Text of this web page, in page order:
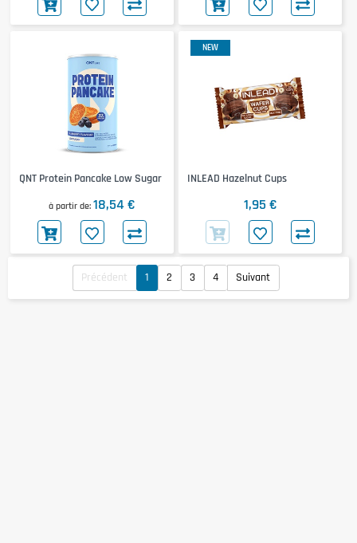
QNT Protein Pancake Low Sugar
à partir de 18,54 €
NEW
INLEAD Hazelnut Cups
1,95 €
Précédent 1 2 3 4 Suivant